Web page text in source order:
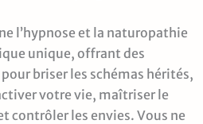
l’hypnose et la naturopathie
unique, offrant des
briser les schémas hérités,
votre vie, maîtriser le
contrôler les envies. Vous ne